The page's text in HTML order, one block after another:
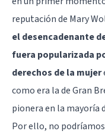
reputación de Mary
el desencadenante
fuera popularizada
derechos de la mujer
como era la de Gran
pionera en la mayoría
Por ello, no